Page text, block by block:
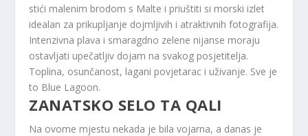
stići malenim brodom s Malte i priuštiti si morski izlet
idealan za prikupljanje dojmljivih i atraktivnih fotografija.
Intenzivna plava i smaragdno zelene nijanse moraju
ostavljati upečatljiv dojam na svakog posjetitelja.
Toplina, osunčanost, lagani povjetarac i uživanje. Sve je
to Blue Lagoon.
ZANATSKO SELO TA QALI
Na ovome mjestu nekada je bila vojarna, a danas je